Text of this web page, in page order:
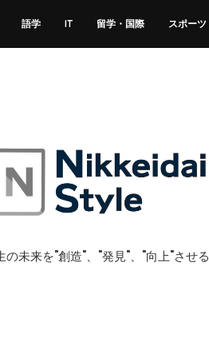
語学 IT 留学・国際 スポーツ
の未来を"創造"、"発見"、"向上"させる